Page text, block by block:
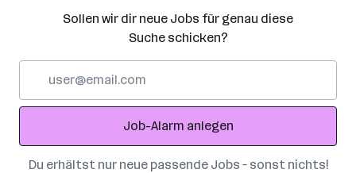
Sollen wir dir neue Jobs für genau diese
Suche schicken?
Adresse
Job-Alarm anlegen
Du erhältst nur neue passende Jobs – sonst nichts!